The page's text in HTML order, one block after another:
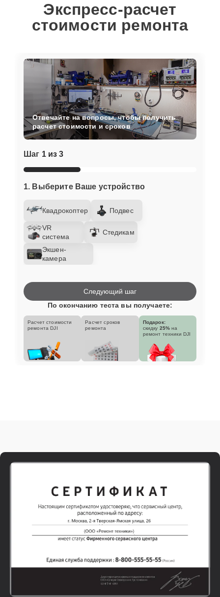
Экспресс-расчет
стоимости ремонта
Шаг 1 из 3
1. Выберите Ваше устройство
Квадрокоптер Подвес
VR
система
Стедикам
Экшен-
камера
Отвечайте на вопросы, чтобы получить
расчет стоимости и сроков
Следующий шаг
По окончанию теста вы получаете:
Расчет стоимости
ремонта DJI
Расчет сроков
ремонта
Подарок:
скидку 25% на
ремонт техники DJI